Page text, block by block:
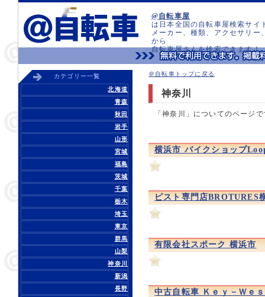
@自転車屋
は日本全国の自転車屋検索サイ
メーカー、種類、アクセサリー
から
自転車屋さんを検索できます！
＠自転車トップに戻る
神奈川
「神奈川」についてのページ
横浜市 バイクショップ
ピスト専門店BROTURES
有限会社スポーク 横浜市
中古自転車 Ｋｅｙ－Ｗｅ
カテゴリー一覧
北海道
青森
秋田
岩手
山形
宮城
福島
茨城
千葉
栃木
埼玉
東京
群馬
山梨
神奈川
新潟
長野